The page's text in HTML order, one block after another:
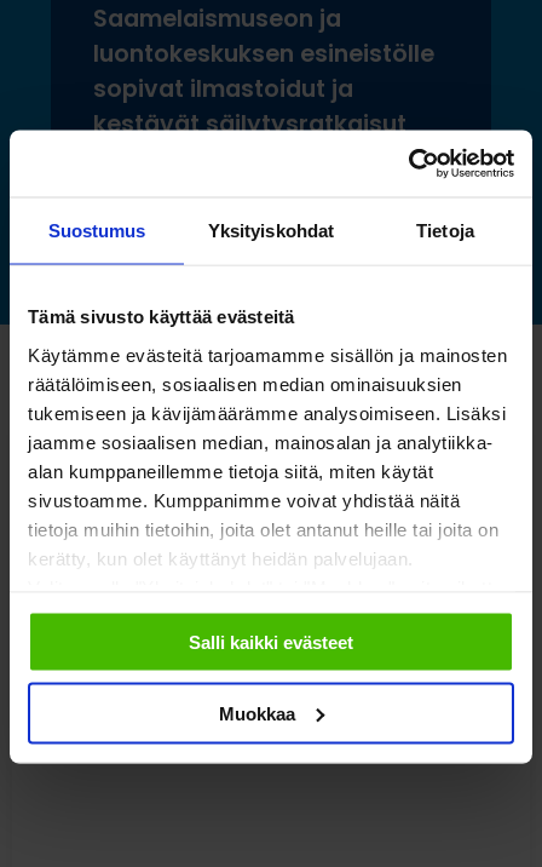
Suostumus Yksityiskohdat Tietoja
Tämä sivusto käyttää evästeitä
Käytämme evästeitä tarjoamamme sisällön ja mainosten
räätälöimiseen, sosiaalisen median ominaisuuksien
tukemiseen ja kävijämäärämme analysoimiseen. Lisäksi
jaamme sosiaalisen median, mainosalan ja analytiikka-
alan kumppaneillemme tietoja siitä, miten käytät
sivustoamme. Kumppanimme voivat yhdistää näitä
tietoja muihin tietoihin, joita olet antanut heille tai joita on
kerätty, kun olet käyttänyt heidän palvelujaan.
sallimiisi evästeisiin.
Salli kaikki evästeet
Muokkaa
Saamelaismuseon ja
luontokeskuksen esineistölle
sopivat ilmastoidut ja
kestävät säilytysratkaisut
Katso myös nämä
Valvomotuolit